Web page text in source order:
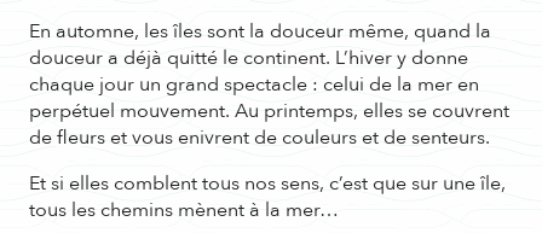
En automne, les îles sont la douceur même, quand la
douceur a déjà quitté le continent. L’hiver y donne
chaque jour un grand spectacle : celui de la mer en
perpétuel mouvement. Au printemps, elles se couvrent
de fleurs et vous enivrent de couleurs et de senteurs.
Et si elles comblent tous nos sens, c’est que sur une île,
tous les chemins mènent à la mer…